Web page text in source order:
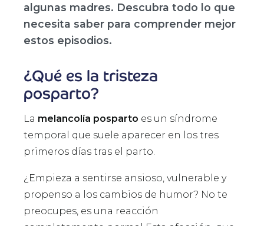
algunas madres. Descubra todo lo que
necesita saber para comprender mejor
estos episodios.
¿Qué es la tristeza
posparto?
La melancolía posparto es un síndrome
temporal que suele aparecer en los tres
primeros días tras el parto.
¿Empieza a sentirse ansioso, vulnerable y
propenso a los cambios de humor? No te
preocupes, es una reacción